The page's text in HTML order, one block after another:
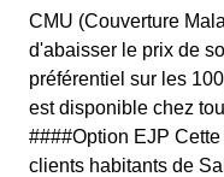
CMU (Couverture
d'abaisser le prix de
préférentiel sur les
est disponible chez
####Option EJP
clients habitants de